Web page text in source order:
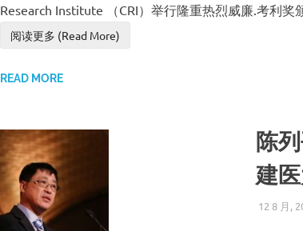
Research Institute （CRI）举行隆重热烈威廉.考利奖
阅读更多 (Read More)
READ MORE
陈
建
12 8 月,